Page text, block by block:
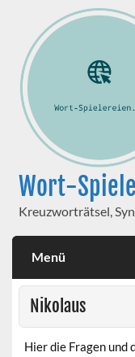
Wort-
Kreuzworträtsel,
Menü
Nikolaus
Hier die Fragen und